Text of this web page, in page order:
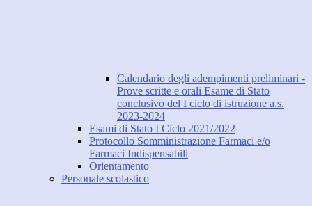
Calendario degli adempimenti preliminari -
Prove scritte e orali Esame di Stato
conclusivo del I ciclo di istruzione a.s.
2023-2024
Esami di Stato I Ciclo 2021/2022
Protocollo Somministrazione Farmaci e/o
Farmaci Indispensabili
Orientamento
Personale scolastico